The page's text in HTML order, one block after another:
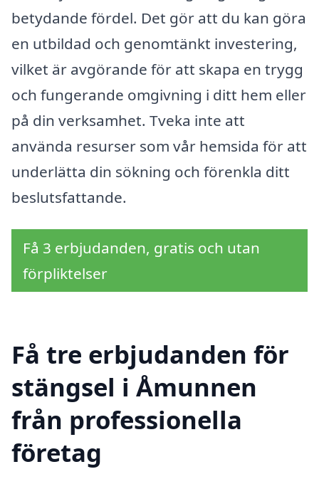
betydande fördel. Det gör att du kan göra
en utbildad och genomtänkt investering,
vilket är avgörande för att skapa en trygg
och fungerande omgivning i ditt hem eller
på din verksamhet. Tveka inte att
använda resurser som vår hemsida för att
underlätta din sökning och förenkla ditt
beslutsfattande.
Få 3 erbjudanden, gratis och utan
förpliktelser
Få tre erbjudanden för
stängsel i Åmunnen
från professionella
företag